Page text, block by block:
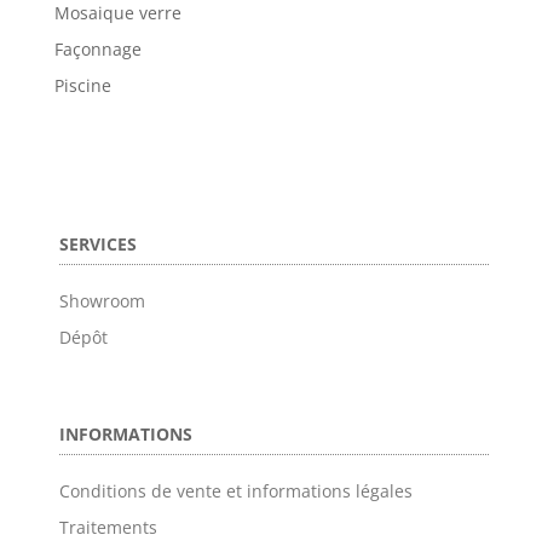
Mosaique verre
Façonnage
Piscine
SERVICES
Showroom
Dépôt
INFORMATIONS
Conditions de vente et informations légales
Traitements